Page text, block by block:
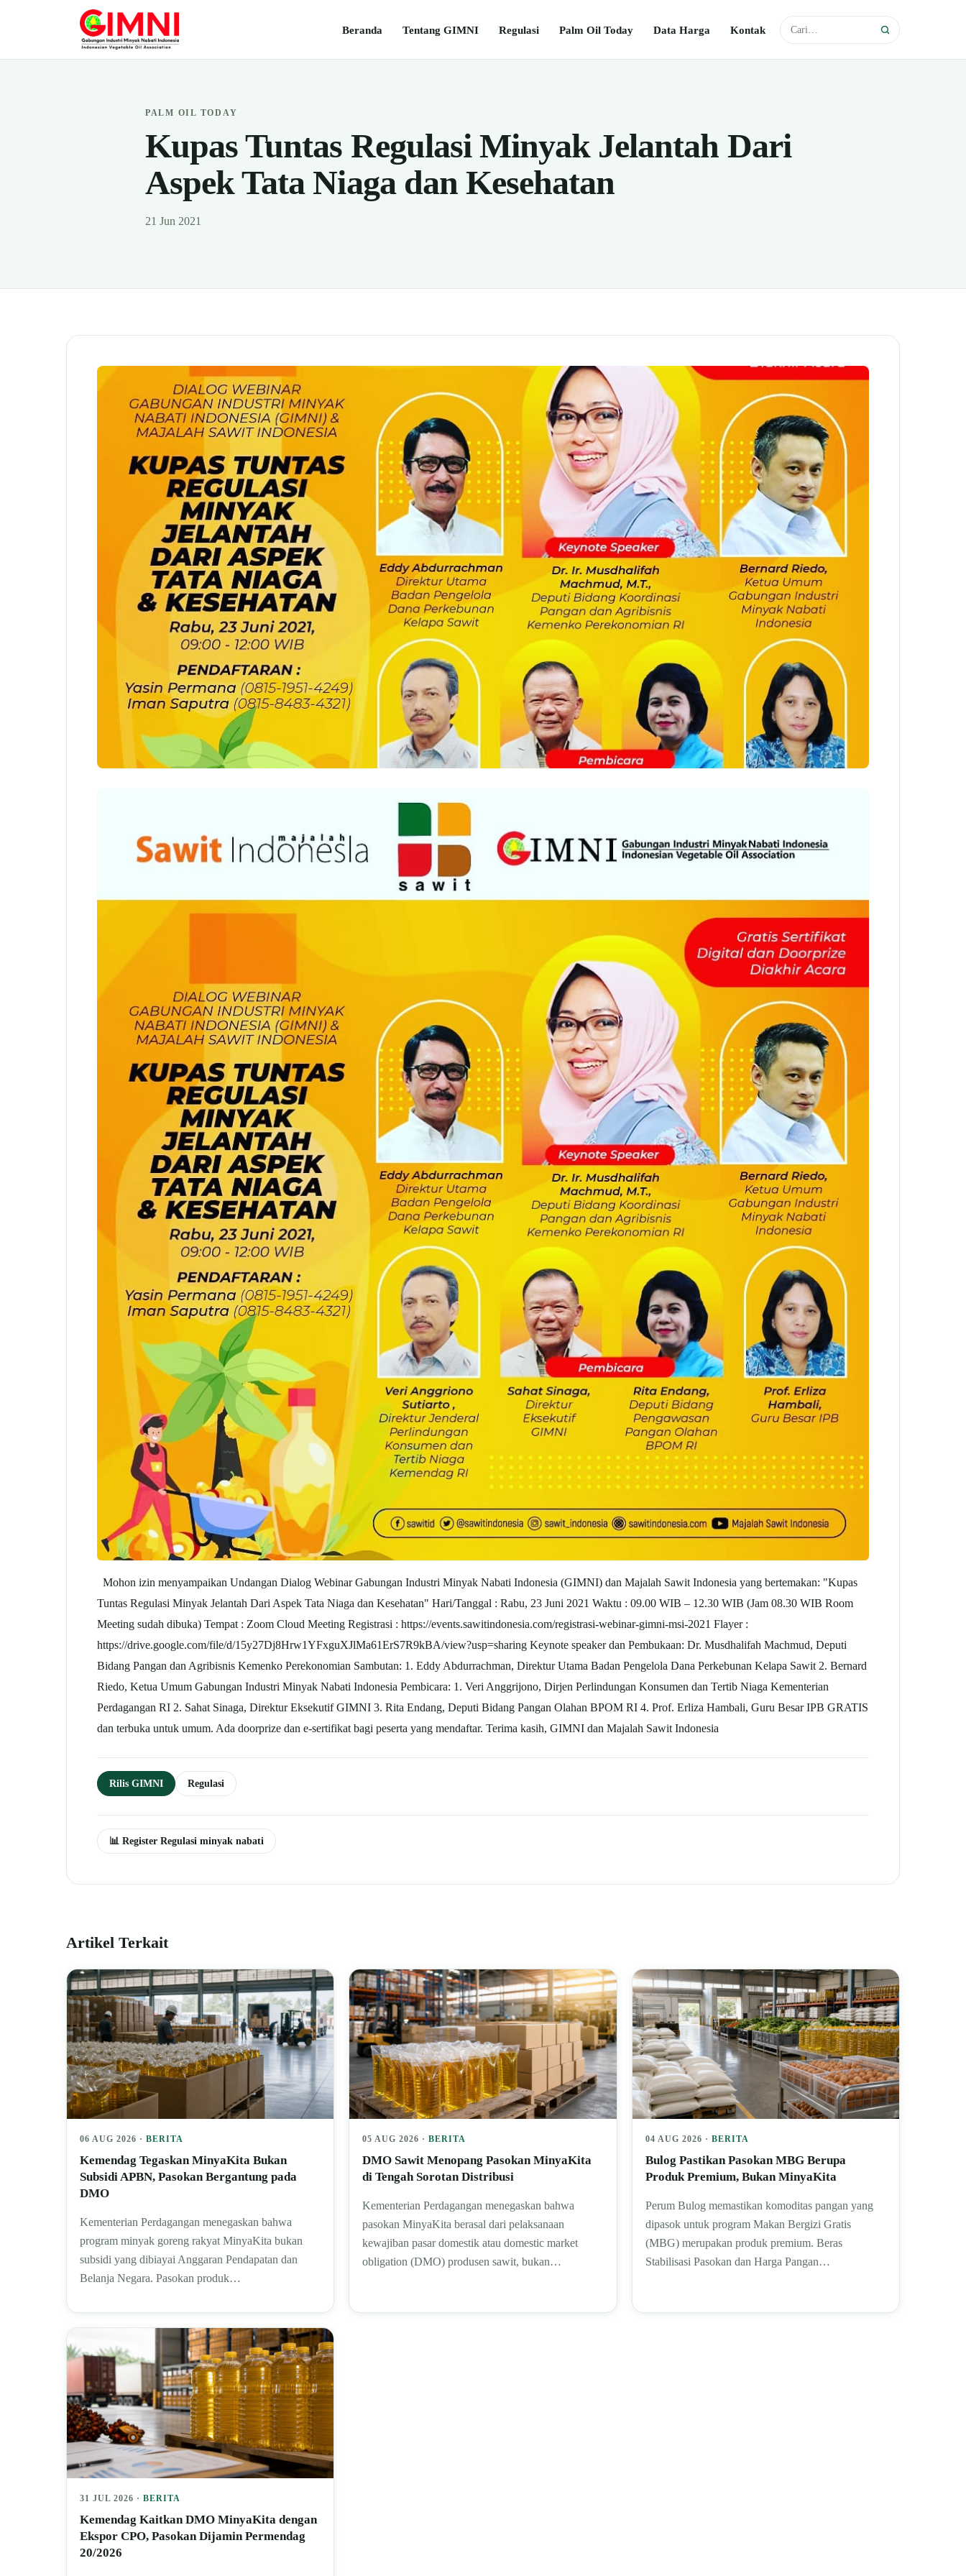
Beranda Tentang GIMNI Regulasi Palm Oil Today Data Harga Kontak
PALM OIL TODAY
Kupas Tuntas Regulasi Minyak Jelantah Dari
Aspek Tata Niaga dan Kesehatan
21 Jun 2021
Mohon izin menyampaikan Undangan Dialog Webinar Gabungan Industri Minyak Nabati Indonesia (GIMNI) dan Majalah Sawit Indonesia yang bertemakan: "Kupas
Tuntas Regulasi Minyak Jelantah Dari Aspek Tata Niaga dan Kesehatan" Hari/Tanggal : Rabu, 23 Juni 2021 Waktu : 09.00 WIB – 12.30 WIB (Jam 08.30 WIB Room
Meeting sudah dibuka) Tempat : Zoom Cloud Meeting Registrasi : https://events.sawitindonesia.com/registrasi-webinar-gimni-msi-2021 Flayer :
https://drive.google.com/file/d/15y27Dj8Hrw1YFxguXJlMa61ErS7R9kBA/view?usp=sharing Keynote speaker dan Pembukaan: Dr. Musdhalifah Machmud, Deputi
Bidang Pangan dan Agribisnis Kemenko Perekonomian Sambutan: 1. Eddy Abdurrachman, Direktur Utama Badan Pengelola Dana Perkebunan Kelapa Sawit 2. Bernard
Riedo, Ketua Umum Gabungan Industri Minyak Nabati Indonesia Pembicara: 1. Veri Anggrijono, Dirjen Perlindungan Konsumen dan Tertib Niaga Kementerian
Perdagangan RI 2. Sahat Sinaga, Direktur Eksekutif GIMNI 3. Rita Endang, Deputi Bidang Pangan Olahan BPOM RI 4. Prof. Erliza Hambali, Guru Besar IPB GRATIS
dan terbuka untuk umum. Ada doorprize dan e-sertifikat bagi peserta yang mendaftar. Terima kasih, GIMNI dan Majalah Sawit Indonesia
Rilis GIMNI Regulasi
📊 Register Regulasi minyak nabati
Artikel Terkait
06 AUG 2026 · BERITA
Kemendag Tegaskan MinyaKita Bukan
Subsidi APBN, Pasokan Bergantung pada
DMO
Kementerian Perdagangan menegaskan bahwa
program minyak goreng rakyat MinyaKita bukan
subsidi yang dibiayai Anggaran Pendapatan dan
Belanja Negara. Pasokan produk…
05 AUG 2026 ·BERITA
DMO Sawit Menopang Pasokan MinyaKita
di Tengah Sorotan Distribusi
Kementerian Perdagangan menegaskan bahwa
pasokan MinyaKita berasal dari pelaksanaan
kewajiban pasar domestik atau domestic market
obligation (DMO) produsen sawit, bukan…
04 AUG 2026 · BERITA
Bulog Pastikan Pasokan MBG Berupa
Produk Premium, Bukan MinyaKita
Perum Bulog memastikan komoditas pangan yang
dipasok untuk program Makan Bergizi Gratis
(MBG) merupakan produk premium. Beras
Stabilisasi Pasokan dan Harga Pangan…
31 JUL 2026 · BERITA
Kemendag Kaitkan DMO MinyaKita dengan
Ekspor CPO, Pasokan Dijamin Permendag
20/2026